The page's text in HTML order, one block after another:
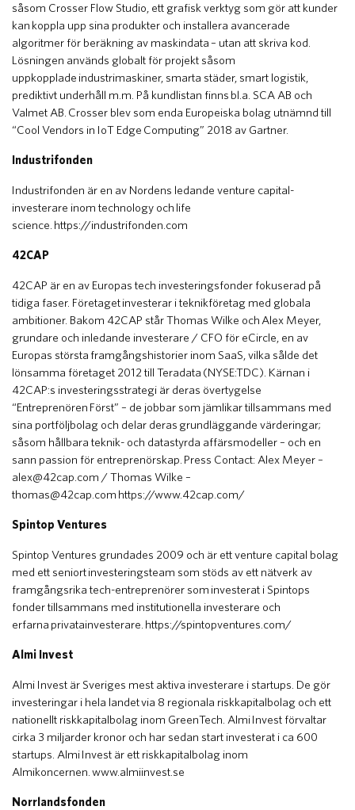
såsom Crosser Flow Studio, ett grafisk verktyg som gör att kunder
kan koppla upp sina produkter och installera avancerade
algoritmer för beräkning av maskindata – utan att skriva kod.
Lösningen används globalt för projekt såsom
uppkopplade industrimaskiner, smarta städer, smart logistik,
prediktivt underhåll m.m. På kundlistan finns bl.a. SCA AB och
Valmet AB. Crosser blev som enda Europeiska bolag utnämnd till
“Cool Vendors in IoT Edge Computing” 2018 av Gartner.
Industrifonden
Industrifonden är en av Nordens ledande venture capital-
investerare inom technology och life
science. https://industrifonden.com
42CAP
42CAP är en av Europas tech investeringsfonder fokuserad på
tidiga faser. Företaget investerar i teknikföretag med globala
ambitioner. Bakom 42CAP står Thomas Wilke och Alex Meyer,
grundare och inledande investerare / CFO för eCircle, en av
Europas största framgångshistorier inom SaaS, vilka sålde det
lönsamma företaget 2012 till Teradata (NYSE:TDC). Kärnan i
42CAP:s investeringsstrategi är deras övertygelse
“Entreprenören Först” – de jobbar som jämlikar tillsammans med
sina portföljbolag och delar deras grundläggande värderingar;
såsom hållbara teknik- och datastyrda affärsmodeller – och en
sann passion för entreprenörskap. Press Contact: Alex Meyer –
alex@42cap.com / Thomas Wilke –
thomas@42cap.com https://www.42cap.com/
Spintop Ventures
Spintop Ventures grundades 2009 och är ett venture capital bolag
med ett seniort investeringsteam som stöds av ett nätverk av
framgångsrika tech-entreprenörer som investerat i Spintops
fonder tillsammans med institutionella investerare och
erfarna privatainvesterare. https://spintopventures.com/
Almi Invest
Almi Invest är Sveriges mest aktiva investerare i startups. De gör
investeringar i hela landet via 8 regionala riskkapitalbolag och ett
nationellt riskkapitalbolag inom GreenTech. Almi Invest förvaltar
cirka 3 miljarder kronor och har sedan start investerat i ca 600
startups. Almi Invest är ett riskkapitalbolag inom
Almikoncernen. www.almiinvest.se
Norrlandsfonden